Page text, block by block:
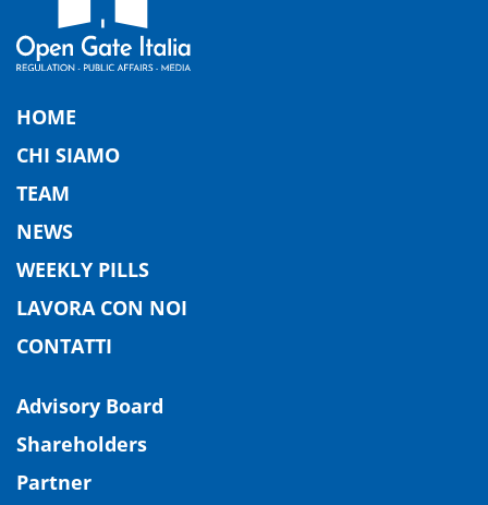
HOME
CHI SIAMO
TEAM
NEWS
WEEKLY PILLS
LAVORA CON NOI
CONTATTI
Advisory Board
Shareholders
Partner